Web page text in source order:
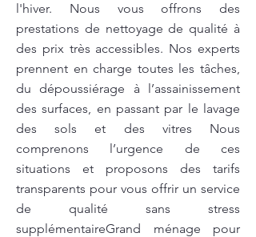
l'hiver. Nous vous offrons des
prestations de nettoyage de qualité à
des prix très accessibles. Nos experts
prennent en charge toutes les tâches,
du dépoussiérage à l’assainissement
des surfaces, en passant par le lavage
des sols et des vitres Nous
comprenons l’urgence de ces
situations et proposons des tarifs
transparents pour vous offrir un service
de qualité sans stress
supplémentaireGrand ménage pour